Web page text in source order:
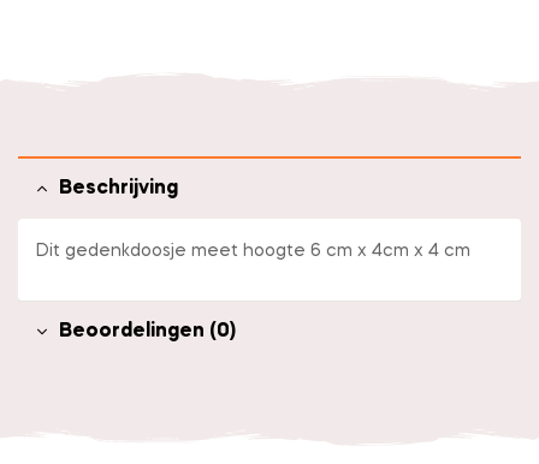
Beschrijving
Dit gedenkdoosje meet hoogte 6 cm x 4cm x 4 cm
Beoordelingen (0)